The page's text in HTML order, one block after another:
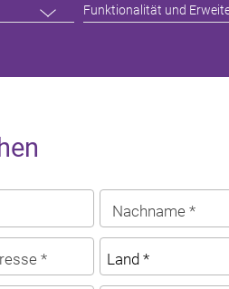
Funktionalität und
Nachname *
*